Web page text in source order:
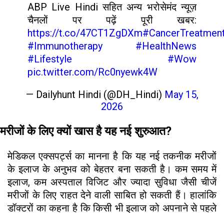
ABP Live Hindi सहित अन्य भरोसेमंद न्यूज़
चैनलों पर पढ़ें पूरी खबर:
https://t.co/47CT1ZgDXm
#Immunotherapy
#HealthNews
#Lifestyle
#Wow
pic.twitter.com/Rc0nyewk4W
— Dailyhunt Hindi (@DH_Hindi) May 15,
2026
मरीजों के लिए क्यों खास है यह नई शुरुआत?
मेडिकल एक्सपर्ट्स का मानना है कि यह नई तकनीक मरीजों
के इलाज के अनुभव को बेहतर बना सकती है। कम समय में
इलाज, कम अस्पताल विजिट और ज्यादा सुविधा जैसी चीजें
मरीजों के लिए राहत देने वाली साबित हो सकती हैं। हालांकि
डॉक्टरों का कहना है कि किसी भी इलाज को अपनाने से पहले